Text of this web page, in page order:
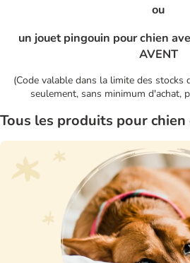
ou
un jouet pingouin pour chien
AVENT
(Code valable dans la limite des
seulement, sans minimum d'achat,
Tous les produits pour